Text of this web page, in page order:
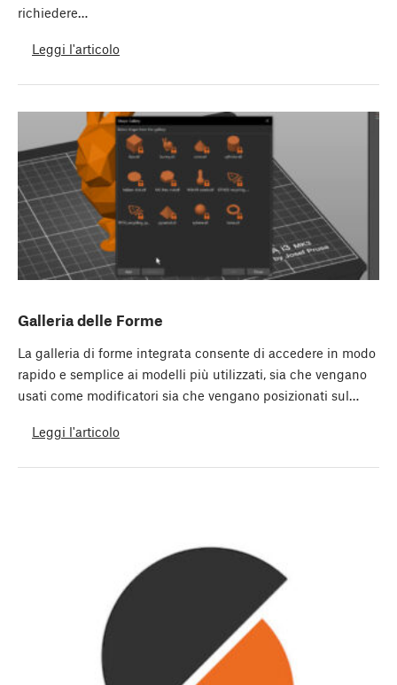
richiedere…
Leggi l'articolo
Galleria delle Forme
La galleria di forme integrata consente di accedere in modo
rapido e semplice ai modelli più utilizzati, sia che vengano
usati come modificatori sia che vengano posizionati sul…
Leggi l'articolo